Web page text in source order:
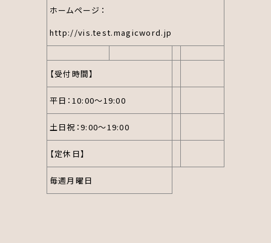
ホームページ：
http://vis.test.magicword.jp
【受付時間】
平日：10:00～19:00
土日祝：9:00～19:00
【定休日】
毎週月曜日